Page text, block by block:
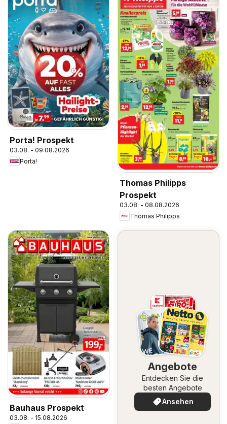
Porta! Prospekt
03.08. - 09.08.2026
Porta!
Thomas Philipps
Prospekt
03.08. - 08.08.2026
Thomas Philipps
Bauhaus Prospekt
03.08. - 15.08.2026
Angebote
Entdecken Sie die
besten Angebote
Ansehen